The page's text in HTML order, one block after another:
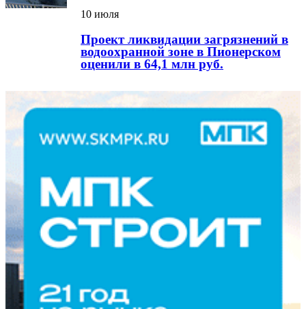
10 июля
Проект ликвидации загрязнений в
водоохранной зоне в Пионерском
оценили в 64,1 млн руб.